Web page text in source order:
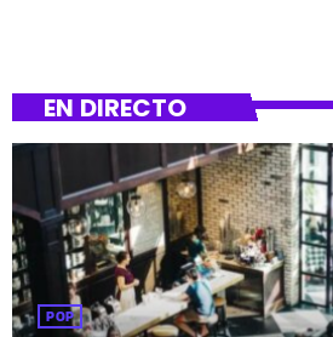
eta bederatzi urte eta erdi artekoak.
EN DIRECTO
POP